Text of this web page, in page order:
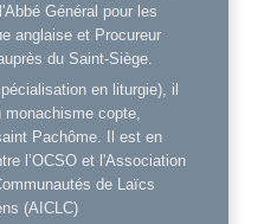
Général pour les
anglaise et Procureur
du Saint-Siège.
en liturgie), il
copte,
Pachôme. Il est en
l’OCSO et l'Association
de Laïcs
(AICLC)